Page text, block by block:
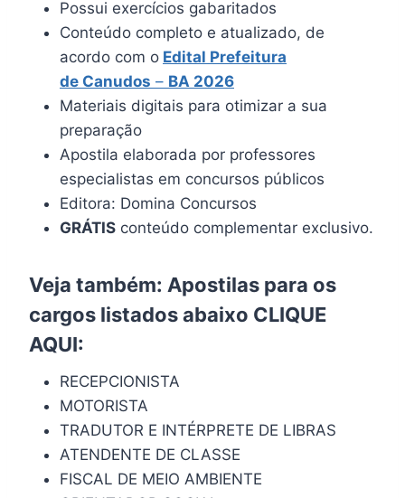
Possui exercícios gabaritados
Conteúdo completo e atualizado, de
acordo com o Edital Prefeitura
de Canudos – BA 2026
Materiais digitais para otimizar a sua
preparação
Apostila elaborada por professores
especialistas em concursos públicos
Editora: Domina Concursos
GRÁTIS conteúdo complementar exclusivo.
Veja também: Apostilas para os
cargos listados abaixo CLIQUE
AQUI:
RECEPCIONISTA
MOTORISTA
TRADUTOR E INTÉRPRETE DE LIBRAS
ATENDENTE DE CLASSE
FISCAL DE MEIO AMBIENTE